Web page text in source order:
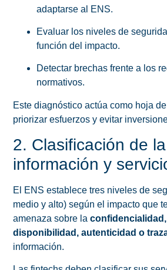
adaptarse al ENS.
Evaluar los niveles de
función del impacto.
Detectar brechas frente a los
normativos.
Este diagnóstico actúa como hoja
priorizar esfuerzos y evitar
2. Clasificación de la
información y
El ENS establece tres niveles de
medio y alto) según el impacto que
amenaza sobre la
disponibilidad, autenticidad o
información.